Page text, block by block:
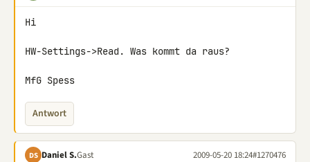
Hi
HW-Settings->Read. Was kommt da raus?
MfG Spess
Antwort
DS Daniel S.Gast 2009-05-20 18:24#1270476